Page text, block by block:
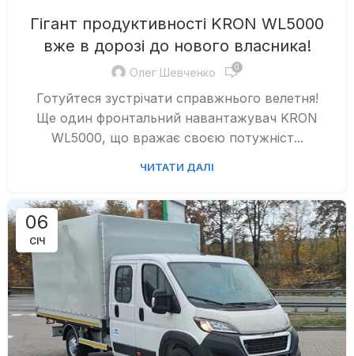
Гігант продуктивності KRON WL5000
вже в дорозі до нового власника!
Олег Шевченко 0
Готуйтеся зустрічати справжнього велетня!
Ще один фронтальний навантажувач KRON
WL5000, що вражає своєю потужніст...
ЧИТАТИ ДАЛІ
06
СІЧ